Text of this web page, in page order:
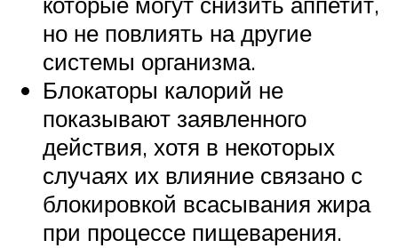
но не повлиять на другие
системы организма.
Блокаторы калорий не
показывают заявленного
действия, хотя в некоторых
случаях их влияние связано с
блокировкой всасывания жира
при процессе пищеварения.